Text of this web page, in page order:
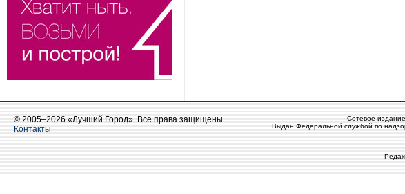
© 2005–2026 «Лучший Город». Все права защищены.
Контакты
Сетевое
Выдан Федеральной службой по